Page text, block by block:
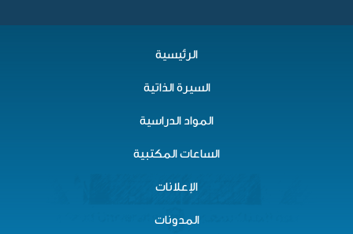
الرئيسية
السيرة الذاتية
المواد الدراسية
الساعات المكتبية
الإعلانات
المدونات